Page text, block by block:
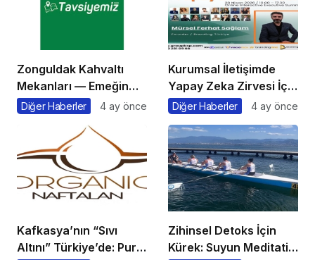
Zonguldak Kahvaltı
Mekanları — Emeğin
Başkentinde,
Esintili Sabah Sofraları
Diğer Haberler 4 ay önce
Kurumsal İletişimde
Yapay Zeka Zirvesi İçin
Geri Sayım!
Diğer Haberler 4 ay önce
Kafkasya’nın “Sıvı
Altını” Türkiye’de: Pure
Zihinsel Detoks İçin
Kürek: Suyun Meditatif